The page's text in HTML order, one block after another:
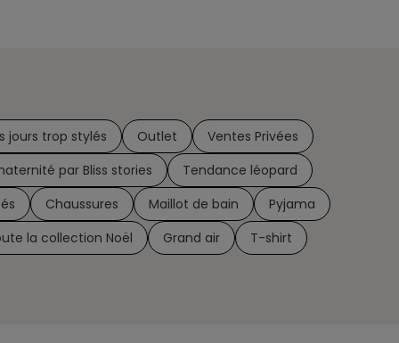
jours trop stylés Outlet
Ventes Privées
par Bliss stories
Tendance léopard
Chaussures Maillot de bain
Pyjama
la collection Noël Grand air
T-shirt